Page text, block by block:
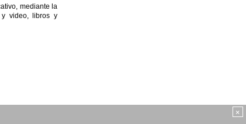
×
mediante la
y video, libros y